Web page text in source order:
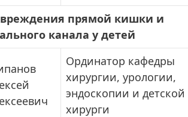
прямой кишки и
канала у детей
Ординатор кафедры
хирургии, урологии,
эндоскопии и детской
хирурги